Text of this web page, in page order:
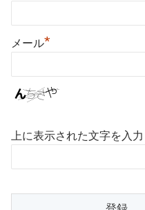
メール*
上に表示された文字を入